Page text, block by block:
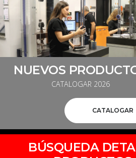
NUEVOS
CATALOGAR 2026
CATALOGAR
BÚSQUEDA